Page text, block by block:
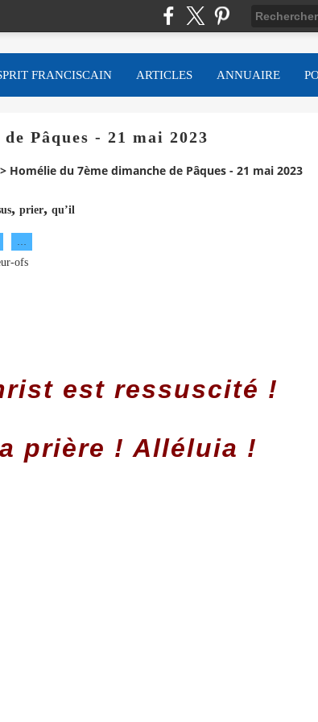
FRANCISCAIN ARTICLES ANNUAIRE
Pâques - 21 mai 2023
> Homélie du 7ème dimanche de Pâques - 21 mai 2023
, prier, qu’il
ofs
est ressuscité !
prière ! Alléluia !